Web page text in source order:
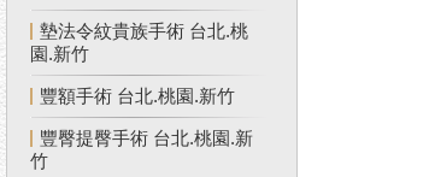
墊法令紋貴族手術 台北.桃
園.新竹
豐額手術 台北.桃園.新竹
豐臀提臀手術 台北.桃園.新
竹